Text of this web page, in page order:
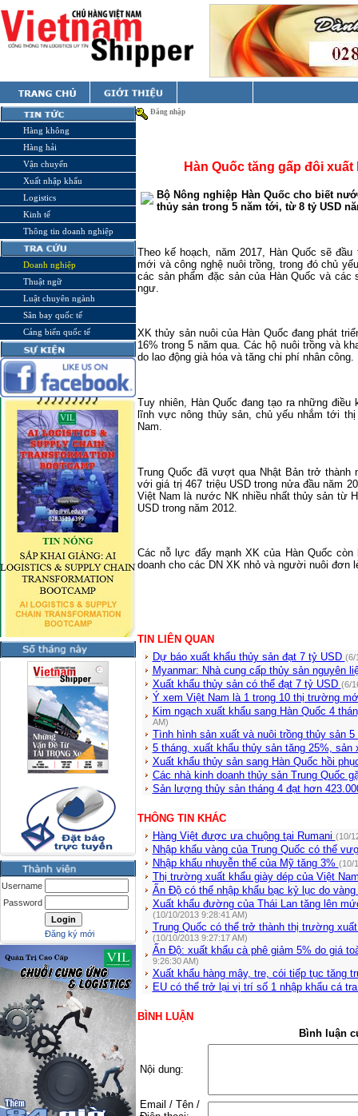
Hàng không
Hàng hải
Vận chuyển
Xuất nhập khẩu
Logistics
Kinh tế
Thông tin doanh nghiệp
Doanh nghiệp
Thuật ngữ
Luật chuyên ngành
Sân bay quốc tế
Cảng biển quốc tế
Username
Password
Đăng ký mới
Đăng nhập
Hàn Quốc tăng gấp đôi
Bộ Nông nghiệp Hàn Quốc cho biết
thủy sản trong 5 năm tới, từ 8 tỷ USD
Theo kế hoạch, năm 2017, Hàn Quốc sẽ
mới và công nghệ nuôi trồng, trong đó chủ
các sản phẩm đặc sản của Hàn Quốc và
ngư.
XK thủy sản nuôi của Hàn Quốc đang phát
16% trong 5 năm qua. Các hộ nuôi trồng và
do lao động già hóa và tăng chi phí nhân công.
Tuy nhiên, Hàn Quốc đang tạo ra những
lĩnh vực nông thủy sản, chủ yếu nhắm tới
Nam
Trung Quốc đã vượt qua Nhật Bản trở thành
với giá trị 467 triệu USD trong nửa đầu năm
Việt Nam là nước NK nhiều nhất thủy sản từ
USD trong năm 2012.
Các nỗ lực đẩy mạnh XK của Hàn Quốc
doanh cho các DN XK nhỏ và người nuôi đơn
TIN LIÊN QUAN
Dự báo xuất khẩu thủy sản đạt 7 tỷ USD (6/
Myanmar: Nhà cung cấp thủy sản nguyên
Xuất khẩu thủy sản có thể đạt 7 tỷ USD (6/
Ý xem Việt Nam là 1 trong 10 thị trường
Kim ngạch xuất khẩu sang Hàn Quốc 4
AM)
Tình hình sản xuất và nuôi trồng thủy sản
5 tháng, xuất khẩu thủy sản tăng 25%,
Xuất khẩu thủy sản sang Hàn Quốc hồi
Các nhà kinh doanh thủy sản Trung Quốc
Sản lượng thủy sản tháng 4 đạt hơn
THÔNG TIN KHÁC
Hàng Việt được ưa chuộng tại Rumani (10/
Nhập khẩu vàng của Trung Quốc có thể
Nhập khẩu nhuyễn thể của Mỹ tăng 3% (10/
Thị trường xuất khẩu giày dép của Việt
Ấn Độ có thể nhập khẩu bạc kỷ lục do vàng
Xuất khẩu đường của Thái Lan tăng lên
(10/10/2013 9:28:41 AM)
Trung Quốc có thể trở thành thị trường
(10/10/2013 9:27:17 AM)
Ấn Độ: xuất khẩu cà phê giảm 5% do giá
9:26:30 AM)
Xuất khẩu hàng mây, tre, cói tiếp tục tăng
EU có thể trở lại vị trí số 1 nhập khẩu cá
BÌNH LUẬN
Bình luận
Nội dung:
Email / Tên /